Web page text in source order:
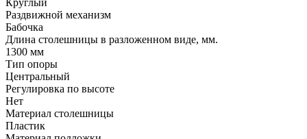
Раздвижной механизм
Бабочка
Длина столешницы в разложенном виде, мм.
1300 мм
Тип опоры
Центральный
Регулировка по высоте
Нет
Материал столешницы
Пластик